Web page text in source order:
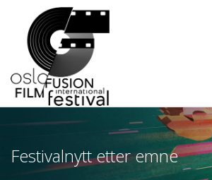
Festivalnytt etter emne